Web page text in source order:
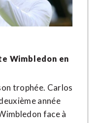
Wimbledon en
trophée. Carlos
année
face à